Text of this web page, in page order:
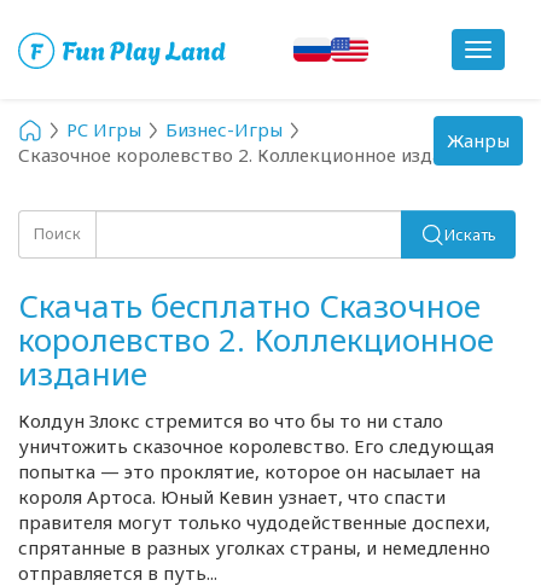
Toggle
PC Игры
Бизнес-Игры
Сказочное королевство 2. Коллекционное издание
Поиск Искать
Скачать бесплатно Сказочное
королевство 2. Коллекционное
издание
Колдун Злокс стремится во что бы то ни стало
уничтожить сказочное королевство. Его следующая
попытка — это проклятие, которое он насылает на
короля Артоса. Юный Кевин узнает, что спасти
правителя могут только чудодейственные доспехи,
спрятанные в разных уголках страны, и немедленно
отправляется в путь...
Toggle
navigation
Жанры